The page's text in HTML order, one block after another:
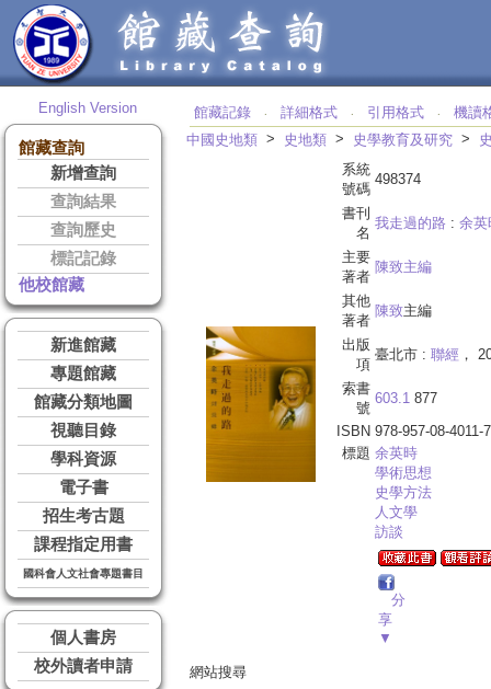
English Version
館藏查詢
新增查詢
查詢結果
查詢歷史
標記記錄
他校館藏
新進館藏
專題館藏
館藏分類地圖
視聽目錄
學科資源
電子書
招生考古題
課程指定用書
國科會人文社會專題書目
個人書房
校外讀者申請
館藏記錄 ‧ 詳細格式 ‧ 引用格式 ‧
機讀
中國史地類 > 史地類 > 史學教育及研究 >
系統
號碼
498374
書刊
名
我走過的路 : 余英
主要
著者
陳致主編
其他
著者
陳致主編
出版
項
臺北市 : 聯經 ，
索書
號
603.1 877
ISBN 978-957-08-4011-7
標題 余英時
學術思想
史學方法
人文學
訪談
分
享
▼
網站搜尋